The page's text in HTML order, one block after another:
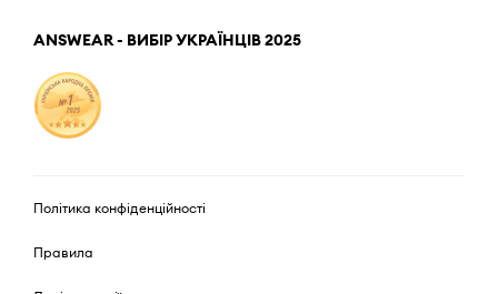
ANSWEAR - ВИБІР УКРАЇНЦІВ 2025
Політика конфіденційності
Правила